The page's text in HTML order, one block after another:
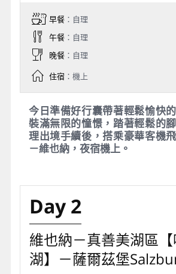
早餐：自理
午餐：自理
晚餐：自理
住宿：機上
今日準備好行囊帶著輕鬆愉快
裝滿無限的憧憬，踏著輕鬆的
理出境手續後，搭乘豪華客機
－維也納，夜宿機上。
Day 2
維也納－真善美湖區
湖】－薩爾茲堡